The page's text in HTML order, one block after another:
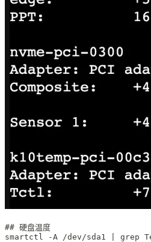
## 硬盘温度
smartctl -A /dev/sda1 | grep